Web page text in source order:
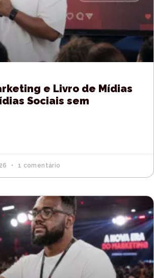
e Livro de Mídias
Sociais sem
1 comentário